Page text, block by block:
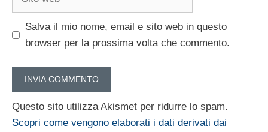
Salva il mio nome, email e sito web in questo
browser per la prossima volta che commento.
Questo sito utilizza Akismet per ridurre lo spam.
Scopri come vengono elaborati i dati derivati dai